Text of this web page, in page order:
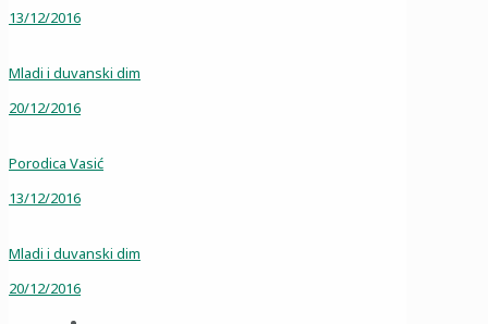
13/12/2016
Mladi i duvanski dim
20/12/2016
Porodica Vasić
13/12/2016
Mladi i duvanski dim
20/12/2016